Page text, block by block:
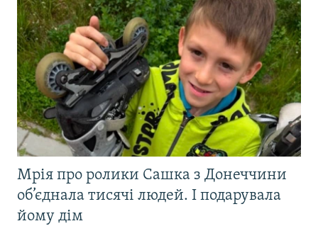
Мрія про ролики Сашка з Донеччини
об’єднала тисячі людей. І подарувала
йому дім